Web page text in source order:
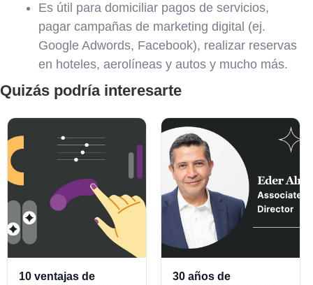
Es útil para domiciliar pagos de servicios,
pagar campañas de marketing digital (ej.
Google Adwords, Facebook), realizar reservas
en hoteles, aerolíneas y autos y mucho más.
Quizás podría interesarte
10 ventajas de
30 años de